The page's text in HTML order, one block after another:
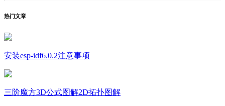
热门文章
安装esp-idf6.0.2注意事项
三阶魔方3D公式图解2D拓扑图解